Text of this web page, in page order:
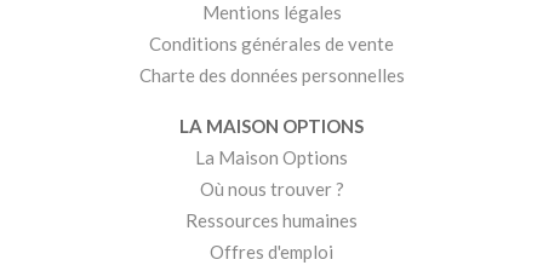
Mentions légales
Conditions générales de vente
Charte des données personnelles
LA MAISON OPTIONS
La Maison Options
Où nous trouver ?
Ressources humaines
Offres d'emploi